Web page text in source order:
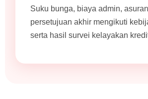
Suku bunga, biaya admin,
persetujuan akhir mengikuti
serta hasil survei kelayakan